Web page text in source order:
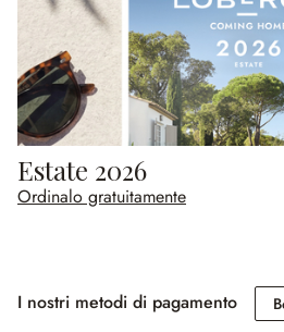
Estate 2026
Ordinalo gratuitamente
I nostri metodi di pagamento